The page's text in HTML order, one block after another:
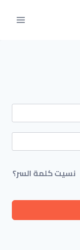
نسيت كلمة السر؟